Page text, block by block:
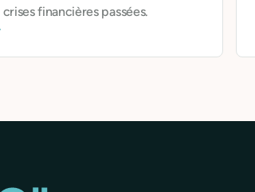
financières passées.